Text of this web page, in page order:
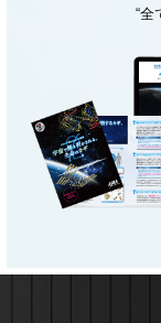
“全